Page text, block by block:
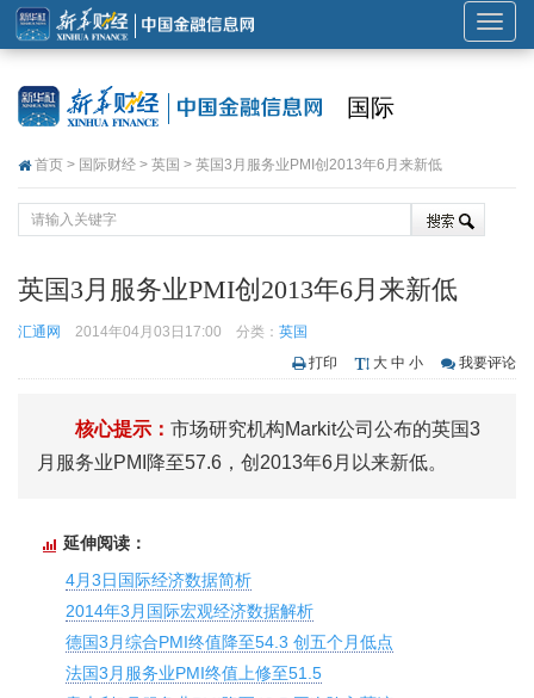
展
开
国际
首页 > 国际财经 > 英国 > 英国3月服务业PMI创2013年6月来新低
英国3月服务业PMI创2013年6月来新低
汇通网 2014年04月03日17:00 分类： 英国
打印
大 中 小 我要评论
核心提示： 市场研究机构Markit公司公布的英国3
月服务业PMI降至57.6，创2013年6月以来新低。
延伸阅读：
4月3日国际经济数据简析
2014年3月国际宏观经济数据解析
德国3月综合PMI终值降至54.3 创五个月低点
法国3月服务业PMI终值上修至51.5